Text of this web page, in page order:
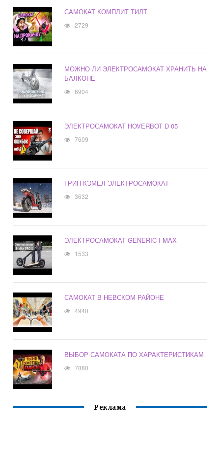
САМОКАТ КОМПЛИТ ТИЛТ
2729
МОЖНО ЛИ ЭЛЕКТРОСАМОКАТ ХРАНИТЬ НА
БАЛКОНЕ
6904
ЭЛЕКТРОСАМОКАТ HOVERBOT D 05
7609
ГРИН КЭМЕЛ ЭЛЕКТРОСАМОКАТ
3632
ЭЛЕКТРОСАМОКАТ GENERIC I MAX
1533
САМОКАТ В НЕВСКОМ РАЙОНЕ
4940
ВЫБОР САМОКАТА ПО ХАРАКТЕРИСТИКАМ
7880
Реклама